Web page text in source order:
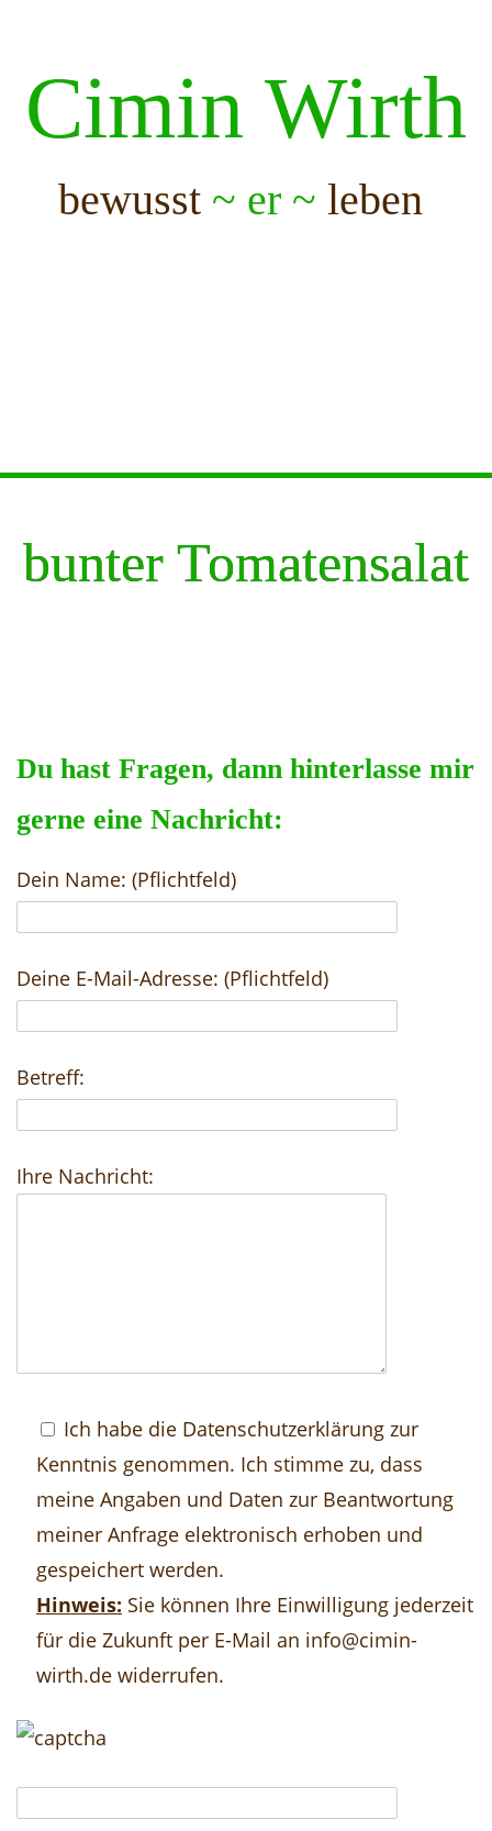
Cimin Wirth
bewusst ~ er ~ leben
bunter Tomatensalat
Du hast Fragen, dann hinterlasse mir
gerne eine Nachricht:
Dein Name: (Pflichtfeld)
Deine E-Mail-Adresse: (Pflichtfeld)
Betreff:
Ihre Nachricht:
Ich habe die Datenschutzerklärung zur
Kenntnis genommen. Ich stimme zu, dass
meine Angaben und Daten zur Beantwortung
meiner Anfrage elektronisch erhoben und
gespeichert werden.
Hinweis: Sie können Ihre Einwilligung jederzeit
für die Zukunft per E-Mail an info@cimin-
wirth.de widerrufen.